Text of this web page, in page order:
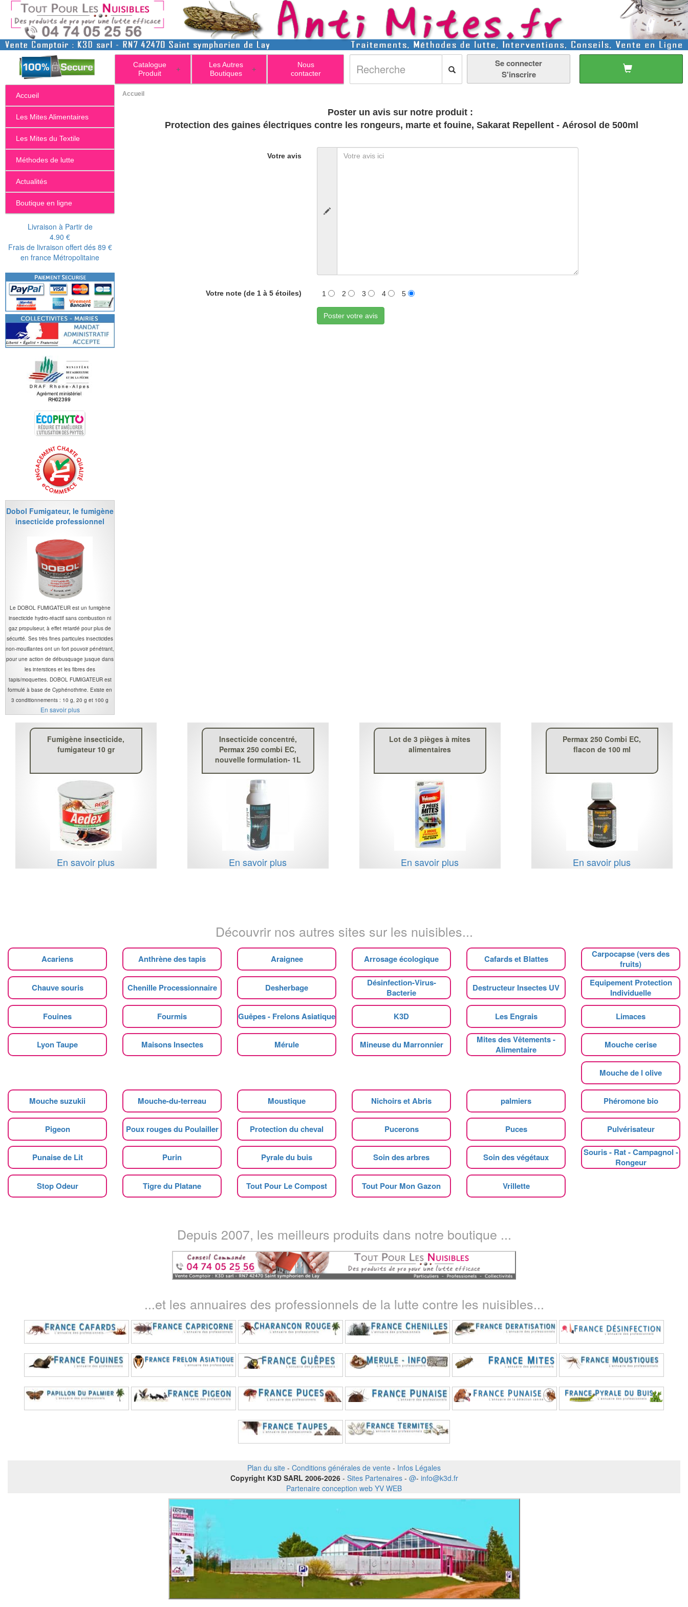
+
Catalogue
Produit
+
Les Autres
Boutiques
Nous
contacter
Se connecter
S'inscrire
Accueil
Les Mites Alimentaires
Les Mites du Textile
Méthodes de lutte
Actualités
Boutique en ligne
Livraison à Partir de
4.90 €
Frais de livraison offert dés 89 €
en france Métropolitaine
Dobol Fumigateur, le fumigène
insecticide professionnel
Le DOBOL FUMIGATEUR est un fumigène
insecticide hydro-réactif sans combustion ni
gaz propulseur, à effet retardé pour plus de
sécurité. Ses très fines particules insecticides
non-mouillantes ont un fort pouvoir pénétrant,
pour une action de débusquage jusque dans
les interstices et les fibres des
tapis/moquettes. DOBOL FUMIGATEUR est
formulé à base de Cyphénothrine. Existe en
3 conditionnements : 10 g, 20 g et 100 g
En savoir plus
Accueil
Poster un avis sur notre produit :
Protection des gaines électriques contre les rongeurs, marte et fouine, Sakarat Repellent - Aérosol de 500ml
Votre avis
Votre note (de 1 à 5 étoiles) 1 2 3 4 5
Poster votre avis
Fumigène insecticide,
fumigateur 10 gr
En savoir plus
Insecticide concentré,
Permax 250 combi EC,
nouvelle formulation- 1L
En savoir plus
Lot de 3 pièges à mites
alimentaires
En savoir plus
Permax 250 Combi EC,
flacon de 100 ml
En savoir plus
Découvrir nos autres sites sur les nuisibles...
Acariens Anthrène des tapis Araignee Arrosage écologique Cafards et Blattes
Carpocapse (vers des
fruits)
Chauve souris Chenille Processionnaire Desherbage
Désinfection-Virus-
Bacterie
Destructeur Insectes UV
Equipement Protection
Individuelle
Fouines Fourmis Guêpes - Frelons Asiatique K3D Les Engrais Limaces
Lyon Taupe Maisons Insectes Mérule Mineuse du Marronnier
Mites des Vêtements -
Alimentaire
Mouche cerise
Mouche de l olive
Mouche suzukii Mouche-du-terreau Moustique Nichoirs et Abris palmiers Phéromone bio
Pigeon Poux rouges du Poulailler Protection du cheval Pucerons Puces Pulvérisateur
Punaise de Lit Purin Pyrale du buis Soin des arbres Soin des végétaux
Souris - Rat - Campagnol -
Rongeur
Stop Odeur Tigre du Platane Tout Pour Le Compost Tout Pour Mon Gazon Vrillette
Depuis 2007, les meilleurs produits dans notre boutique ...
...et les annuaires des professionnels de la lutte contre les nuisibles...
Plan du site - Conditions générales de vente - Infos Légales
Copyright K3D SARL 2006-2026 - Sites Partenaires- @- info@k3d.fr
Partenaire conception web YV WEB